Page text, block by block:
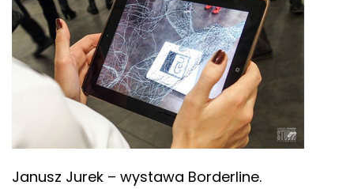
Janusz Jurek – wystawa Borderline.